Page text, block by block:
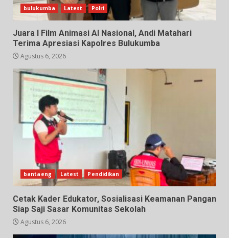
bulukumba Latest Polri
Juara I Film Animasi AI Nasional, Andi Matahari
Terima Apresiasi Kapolres Bulukumba
Agustus 6, 2026
bantaeng Latest Pendidikan
Cetak Kader Edukator, Sosialisasi Keamanan Pangan
Siap Saji Sasar Komunitas Sekolah
Agustus 6, 2026